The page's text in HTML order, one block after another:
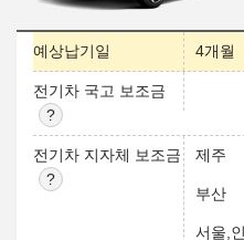
예상납기일 4개월
전기차 국고 보조금
전기차 지자체 보조금 제주
부산
서울,